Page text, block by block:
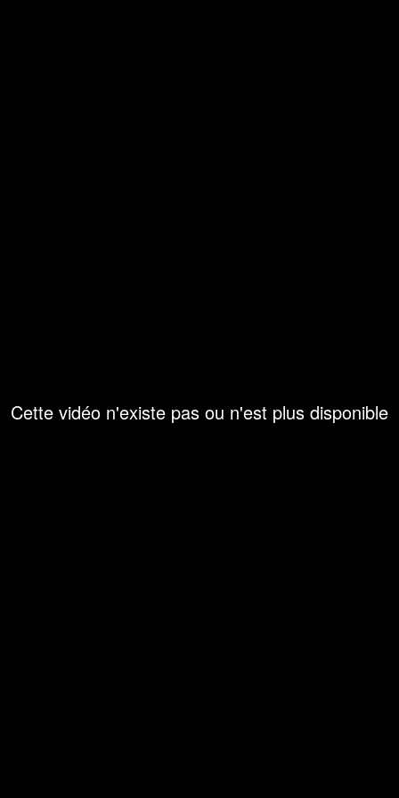
Cette vidéo n'existe pas ou n'est plus disponible